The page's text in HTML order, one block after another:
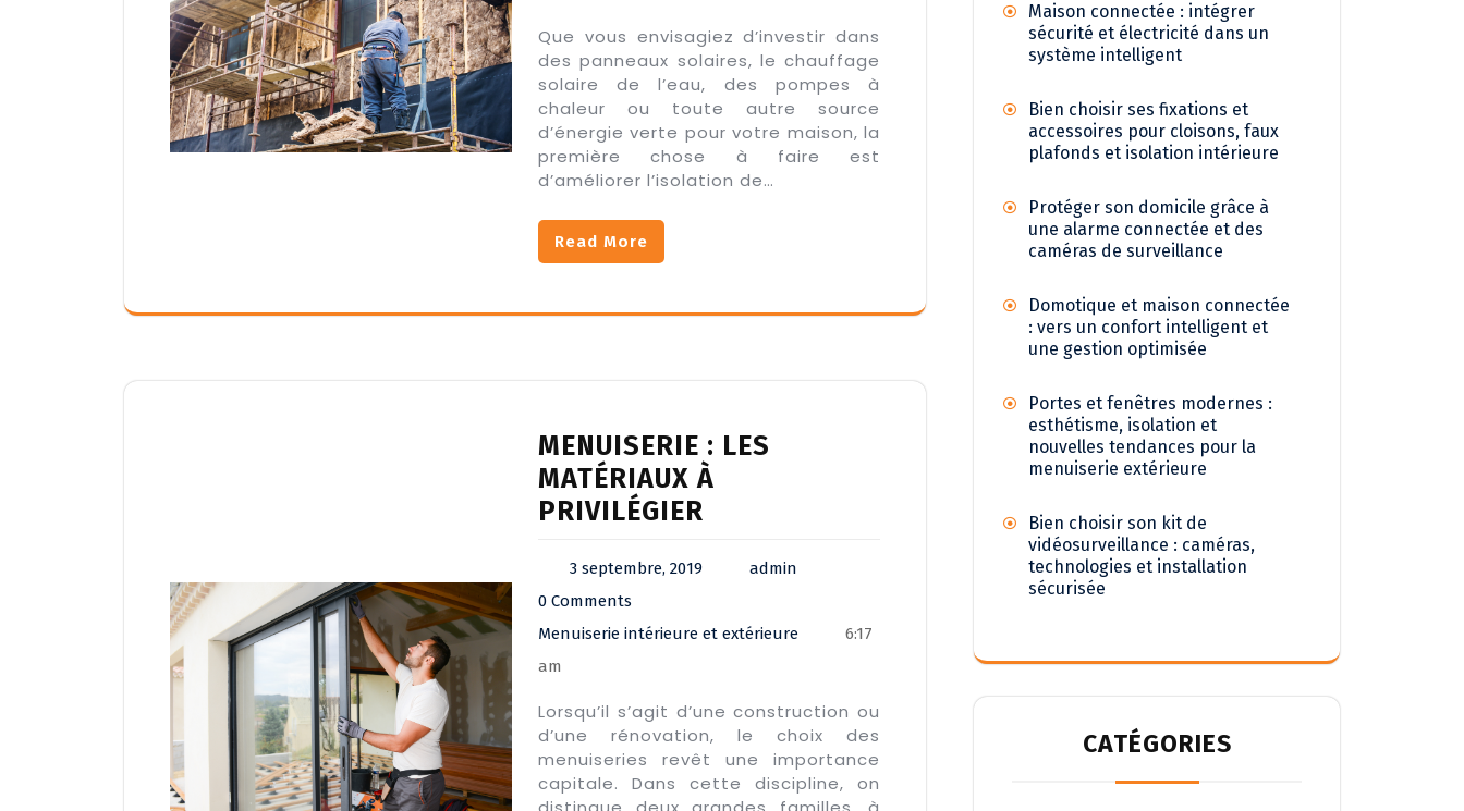
Que vous envisagiez d’investir dans
des panneaux solaires, le chauffage
solaire de l’eau, des pompes à
chaleur ou toute autre source
d’énergie verte pour votre maison, la
première chose à faire est
d’améliorer l’isolation de…
Read More
MENUISERIE : LES
MATÉRIAUX À
PRIVILÉGIER
3 septembre, 2019
admin
0 Comments
Menuiserie intérieure et extérieure
6:17
am
Lorsqu’il s’agit d’une construction ou
d’une rénovation, le choix des
menuiseries revêt une importance
capitale. Dans cette discipline, on
Maison connectée : intégrer
sécurité et électricité dans un
système intelligent
Bien choisir ses fixations et
accessoires pour cloisons, faux
plafonds et isolation intérieure
Protéger son domicile grâce à
une alarme connectée et des
caméras de surveillance
Domotique et maison connectée
: vers un confort intelligent et
une gestion optimisée
Portes et fenêtres modernes :
esthétisme, isolation et
nouvelles tendances pour la
menuiserie extérieure
Bien choisir son kit de
vidéosurveillance : caméras,
technologies et installation
sécurisée
CATÉGORIES